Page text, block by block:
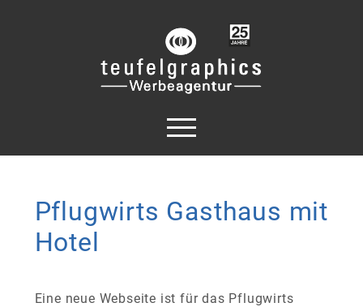
Pflugwirts Gasthaus mit
Hotel
Eine neue Webseite ist für das Pflugwirts